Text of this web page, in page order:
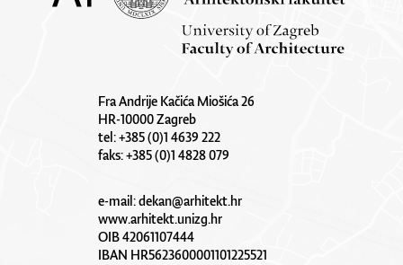
Fra Andrije Kačića Miošića 26
HR-10000 Zagreb
tel: +385 (0)1 4639 222
faks: +385 (0)1 4828 079
e-mail:dekan@arhitekt.hr
www.arhitekt.unizg.hr
OIB 42061107444
IBAN HR5623600001101225521